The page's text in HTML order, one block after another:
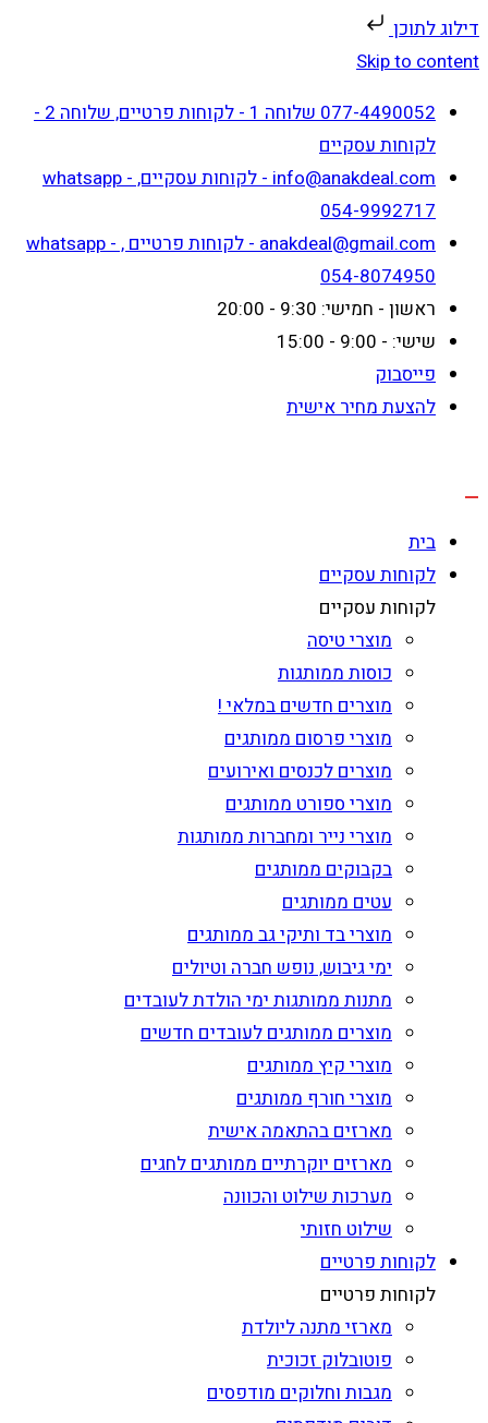
דילוג לתוכן
Skip to content
077-4490052 שלוחה 1 - לקוחות פרטיים, שלוחה 2 -
לקוחות עסקיים
info@anakdeal.com - לקוחות עסקיים, whatsapp -
054-9992717
anakdeal@gmail.com - לקוחות פרטיים , whatsapp -
054-8074950
ראשון - חמישי: 9:30 - 20:00
שישי: - 9:00 - 15:00
פייסבוק
להצעת מחיר אישית
בית
לקוחות עסקיים
לקוחות עסקיים
מוצרי טיסה
כוסות ממותגות
מוצרים חדשים במלאי !
מוצרי פרסום ממותגים
מוצרים לכנסים ואירועים
מוצרי ספורט ממותגים
מוצרי נייר ומחברות ממותגות
בקבוקים ממותגים
עטים ממותגים
מוצרי בד ותיקי גב ממותגים
ימי גיבוש, נופש חברה וטיולים
מתנות ממותגות ימי הולדת לעובדים
מוצרים ממותגים לעובדים חדשים
מוצרי קיץ ממותגים
מוצרי חורף ממותגים
מארזים בהתאמה אישית
מארזים יוקרתיים ממותגים לחגים
מערכות שילוט והכוונה
שילוט חזותי
לקוחות פרטיים
לקוחות פרטיים
מארזי מתנה ליולדת
פוטובלוק זכוכית
מגבות וחלוקים מודפסים